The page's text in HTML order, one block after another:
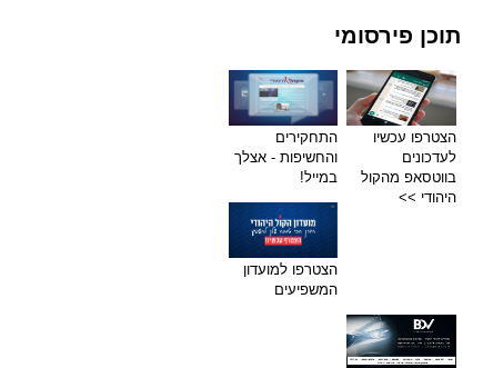
תוכן פירסומי
הצטרפו עכשיו
לעדכונים
בווטסאפ מהקול
היהודי >>
התחקירים
והחשיפות - אצלך
במייל!
הצטרפו למועדון
המשפיעים